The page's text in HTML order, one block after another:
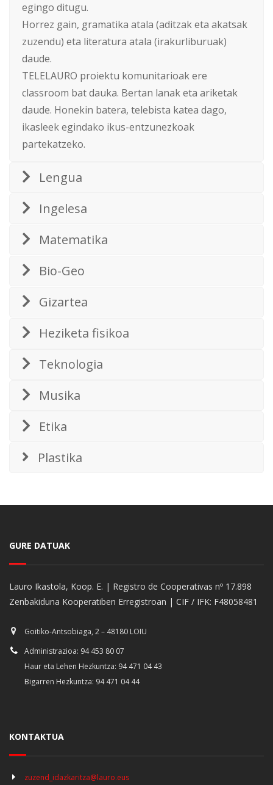
egingo ditugu.
Horrez gain, gramatika atala (aditzak eta akatsak
zuzendu) eta literatura atala (irakurliburuak)
daude.
TELELAURO proiektu komunitarioak ere
classroom bat dauka. Bertan lanak eta ariketak
daude. Honekin batera, telebista katea dago,
ikasleek egindako ikus-entzunezkoak
partekatzeko.
Lengua
Ingelesa
Matematika
Bio-Geo
Gizartea
Heziketa fisikoa
Teknologia
Musika
Etika
Plastika
GURE DATUAK
Lauro Ikastola, Koop. E. | Registro de Cooperativas nº 17.898
Zenbakiduna Kooperatiben Erregistroan | CIF / IFK: F48058481
Goitiko-Antsobiaga, 2 – 48180 LOIU
Administrazioa: 94 453 80 07
Haur eta Lehen Hezkuntza: 94 471 04 43
Bigarren Hezkuntza: 94 471 04 44
KONTAKTUA
zuzend_idazkaritza@lauro.eus